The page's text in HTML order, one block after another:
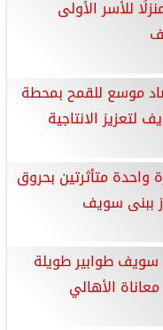
تطور 18 منزلًا للأسر الأولى
موسع للقمح بمحطة
الانتاجية
متأثرتين بحروق
ببنى سويف
سويف طوابير طويلة
الأهالي